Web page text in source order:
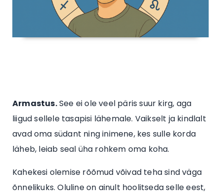
Armastus.See ei ole veel päris suur kirg, aga
liigud sellele tasapisi lähemale. Vaikselt ja kindlalt
avad oma südant ning inimene, kes sulle korda
läheb, leiab seal üha rohkem oma koha.
Kahekesi olemise rõõmud võivad teha sind väga
õnnelikuks. Oluline on ainult hoolitseda selle eest,